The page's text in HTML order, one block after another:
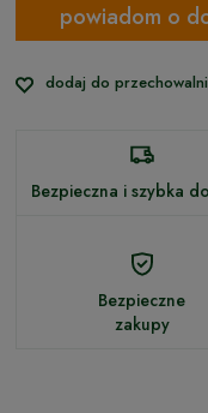
powiadom o
dodaj do przechowalni
Bezpieczna i szybka
Bezpieczne
zakupy